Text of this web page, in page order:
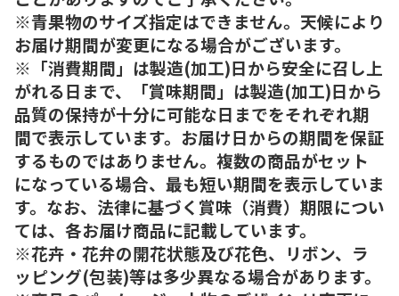
※青果物のサイズ指定はできません。天候により
お届け期間が変更になる場合がございます。
※「消費期間」は製造(加工)日から安全に召し上
がれる日まで、「賞味期間」は製造(加工)日から
品質の保持が十分に可能な日までをそれぞれ期
間で表示しています。お届け日からの期間を保証
するものではありません。複数の商品がセット
になっている場合、最も短い期間を表示していま
す。なお、法律に基づく賞味（消費）期限につい
ては、各お届け商品に記載しています。
※花卉・花弁の開花状態及び花色、リボン、ラ
ッピング(包装)等は多少異なる場合があります。